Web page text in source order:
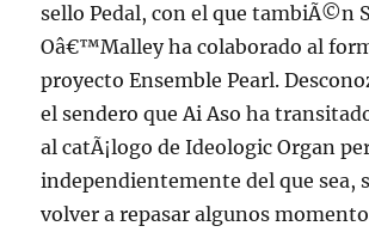
sello Pedal, con el que tambiÃ©n
Oâ€™Malley ha colaborado al
proyecto Ensemble Pearl.
el sendero que Ai Aso ha
al catÃ¡logo de Ideologic Organ
independientemente del que sea,
volver a repasar algunos